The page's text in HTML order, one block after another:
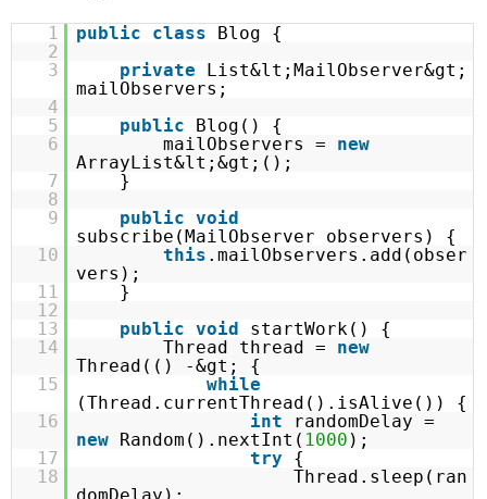
1 public class
Blog {
2
3
private
List&lt;MailObserver&gt;
mailObservers;
4
5
public
Blog() {
6
mailObservers = new
ArrayList&lt;&gt;();
7
}
8
9
public void
subscribe(MailObserver observers) {
10
this .mailObservers.add(obser
vers);
11
}
12
13
public void
startWork() {
14
Thread thread = new
Thread(() -&gt; {
15
while
(Thread.currentThread().isAlive()) {
16
int
randomDelay =
new
Random().nextInt( 1000 );
17
try
{
18
Thread.sleep(ran